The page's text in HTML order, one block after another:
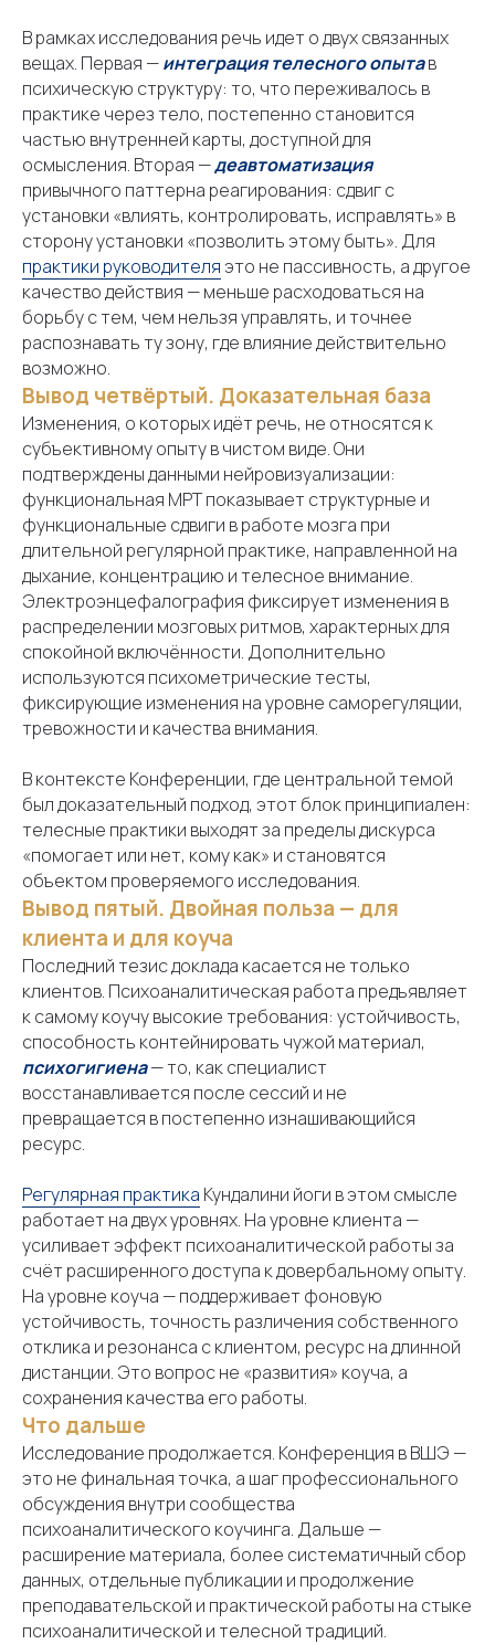
В рамках исследования речь идет о двух связанных
вещах. Первая —интеграция телесного опытав
психическую структуру: то, что переживалось в
практике через тело, постепенно становится
частью внутренней карты, доступной для
осмысления. Вторая —деавтоматизация
привычного паттерна реагирования: сдвиг с
установки «влиять, контролировать, исправлять» в
сторону установки «позволить этому быть». Для
практики руководителяэто не пассивность, а другое
качество действия — меньше расходоваться на
борьбу с тем, чем нельзя управлять, и точнее
распознавать ту зону, где влияние действительно
возможно.
Вывод четвёртый. Доказательная база
Изменения, о которых идёт речь, не относятся к
субъективному опыту в чистом виде. Они
подтверждены данными нейровизуализации:
функциональная МРТ показывает структурные и
функциональные сдвиги в работе мозга при
длительной регулярной практике, направленной на
дыхание, концентрацию и телесное внимание.
Электроэнцефалография фиксирует изменения в
распределении мозговых ритмов, характерных для
спокойной включённости. Дополнительно
используются психометрические тесты,
фиксирующие изменения на уровне саморегуляции,
тревожности и качества внимания.
В контексте Конференции, где центральной темой
был доказательный подход, этот блок принципиален:
телесные практики выходят за пределы дискурса
«помогает или нет, кому как» и становятся
объектом проверяемого исследования.
Вывод пятый. Двойная польза — для
клиента и для коуча
Последний тезис доклада касается не только
клиентов. Психоаналитическая работа предъявляет
к самому коучу высокие требования: устойчивость,
способность контейнировать чужой материал,
психогигиена— то, как специалист
восстанавливается после сессий и не
превращается в постепенно изнашивающийся
ресурс.
Регулярная практика Кундалини йоги в этом смысле
работает на двух уровнях. На уровне клиента —
усиливает эффект психоаналитической работы за
счёт расширенного доступа к довербальному опыту.
На уровне коуча — поддерживает фоновую
устойчивость, точность различения собственного
отклика и резонанса с клиентом, ресурс на длинной
дистанции. Это вопрос не «развития» коуча, а
сохранения качества его работы.
Что дальше
Исследование продолжается. Конференция в ВШЭ —
это не финальная точка, а шаг профессионального
обсуждения внутри сообщества
психоаналитического коучинга. Дальше —
расширение материала, более систематичный сбор
данных, отдельные публикации и продолжение
преподавательской и практической работы на стыке
психоаналитической и телесной традиций.
Результаты
Об
эксперте
Блог
Политика обработки персональных данных
Публичная оферта
Согласие на обработку персональных данных
© Все права защищены. 2025
Контакты
Для компаний
Коучинг в контракте
Написать в Телеграм
Коучинг с душой
Подписывайтесь на Телеграм канал